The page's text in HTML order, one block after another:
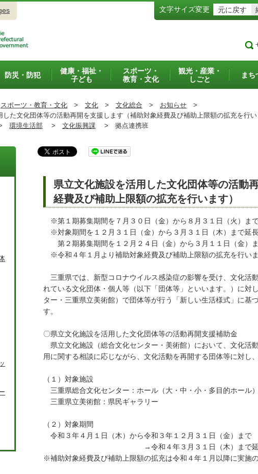
文字サイズ変更 元に戻す
防災・防犯
健康・福祉・
子ども
スポーツ・
教育・文化
観光・産業・
しごと
まち
スポーツ・教育・文化 > 文化 > 文化総合 > お知らせ >
た文化団体等の活動再開を支援します（補助対象経費及び補助上限額の拡充を行い
環境生活部 > 文化振興課 > 拠点連携班
県立文化施設を活用した文化団体等の活動
経費及び補助上限額の拡充を行います）
※第１期募集期間を７月３０日（金）から８月３１日（火）まで
※対象期間を１２月３１日（金）から３月３１日（木）まで延長
第２期募集期間を１２月２４日（金）から３月１１日（金）ま
※令和４年１月より補助対象経費及び補助上限額の拡充を行いま
三重県では、新型コロナウイルス感染症の影響を受け、文化活
れている文化団体・個人等（以下「団体等」といいます。）に対
ター・三重県立美術館）で団体等が行う「新しい生活様式」に基
す。
〇県立文化施設を活用した文化団体等の活動再開支援補助金
県立文化施設（総合文化センター・美術館）において、文化活
用に関する相談に応じながら、文化活動を再開する団体等に対し
（１）対象施設
三重県総合文化センター：ホール（大・中・小・多目的ホール
三重県立美術館：県民ギャラリー
（２）対象期間
令和３年４月１日（木）から令和３年１２月３１日（金）まで
→令和４年３月３１日（木）まで延長し
※補助対象経費及び補助上限額の拡充は令和４年１月以降に実施